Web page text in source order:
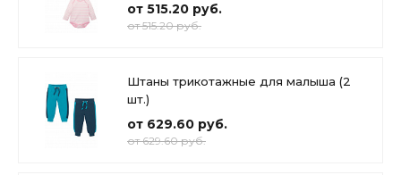
от 515.20 руб.
от 515.20 руб.
Штаны трикотажные для малыша (2
шт.)
от 629.60 руб.
от 629.60 руб.